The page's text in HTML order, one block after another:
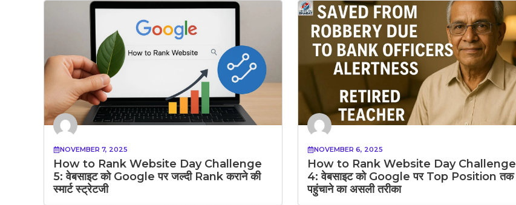
NOVEMBER 7, 2025
How to Rank Website Day Challenge
5: वेबसाइट को Google पर जल्दी Rank कराने की
स्मार्ट स्ट्रेटजी
NOVEMBER 6, 2025
How to Rank Website Day Challenge
4: वेबसाइट को Google पर Top Position तक
पहुंचाने का असली तरीका